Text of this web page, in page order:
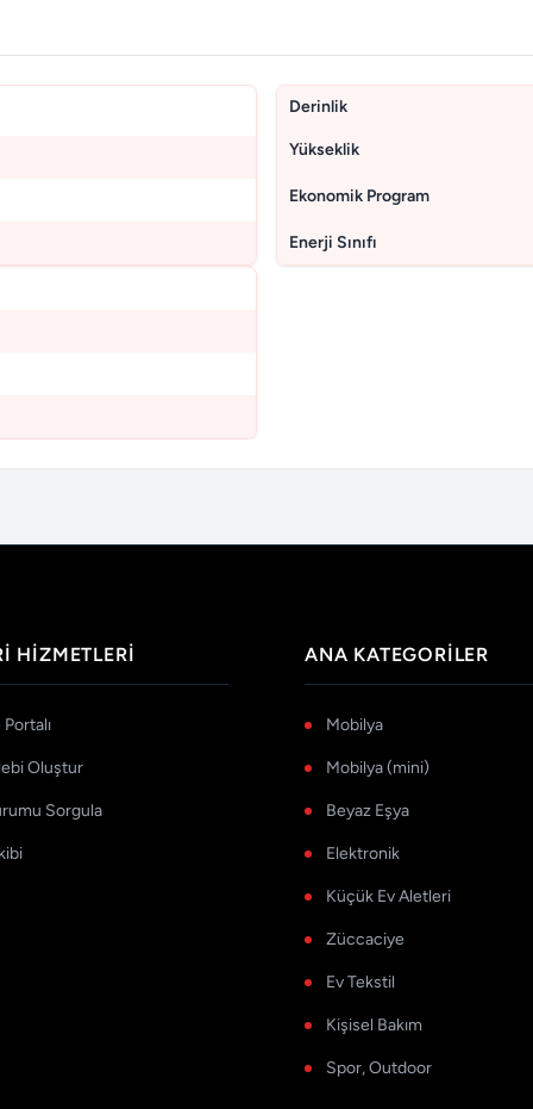
Derinlik
Yükseklik
Ekonomik Program
Enerji Sınıfı
HIZMETLERI
Oluştur
Sorgula
ANA KATEGORILER
Mobilya
Mobilya (mini)
Beyaz Eşya
Elektronik
Küçük Ev Aletleri
Züccaciye
Ev Tekstil
Kişisel Bakım
Spor, Outdoor